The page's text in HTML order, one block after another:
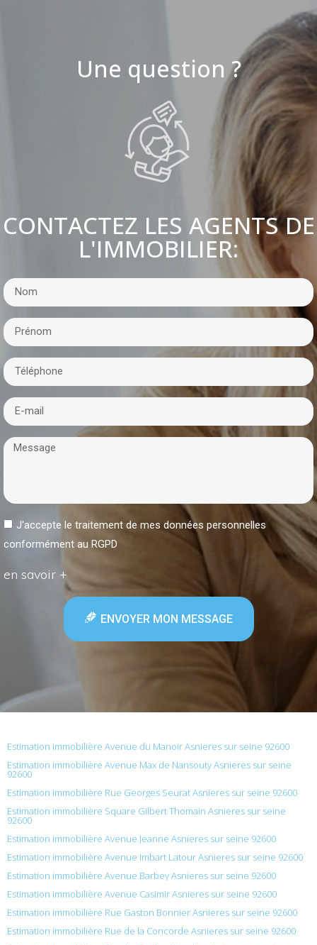
Une question ?
CONTACTEZ LES AGENTS DE
L'IMMOBILIER:
J'accepte le traitement de mes données personnelles
conformément au RGPD
en savoir +
ENVOYER MON MESSAGE
Estimation immobilière Avenue du Manoir Asnieres sur seine 92600
Estimation immobilière Avenue Max de Nansouty Asnieres sur seine
92600
Estimation immobilière Rue Georges Seurat Asnieres sur seine 92600
Estimation immobilière Square Gilbert Thomain Asnieres sur seine
92600
Estimation immobilière Avenue Jeanne Asnieres sur seine 92600
Estimation immobilière Avenue Imbart Latour Asnieres sur seine 92600
Estimation immobilière Avenue Barbey Asnieres sur seine 92600
Estimation immobilière Avenue Casimir Asnieres sur seine 92600
Estimation immobilière Rue Gaston Bonnier Asnieres sur seine 92600
Estimation immobilière Rue de la Concorde Asnieres sur seine 92600